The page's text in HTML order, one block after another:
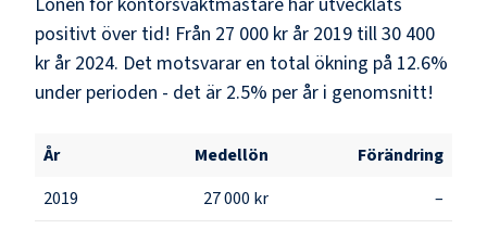
positivt över tid! Från 27 000 kr år 2019 till 30 400
kr år 2024. Det motsvarar en total ökning på 12.6%
under perioden - det är 2.5% per år i genomsnitt!
År Medellön
Förändring
2019
27 000 kr
–